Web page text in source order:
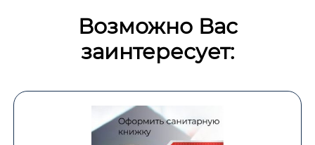
Возможно Вас
заинтересует: